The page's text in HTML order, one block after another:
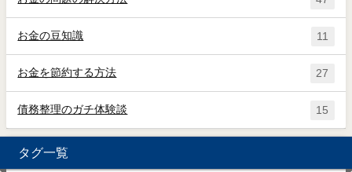
お金の豆知識 11
お金を節約する方法 27
債務整理のガチ体験談 15
タグ一覧